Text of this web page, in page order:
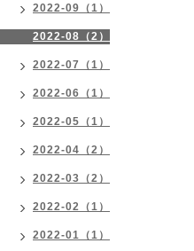
2022-09（1）
2022-08（2）
2022-07（1）
2022-06（1）
2022-05（1）
2022-04（2）
2022-03（2）
2022-02（1）
2022-01（1）